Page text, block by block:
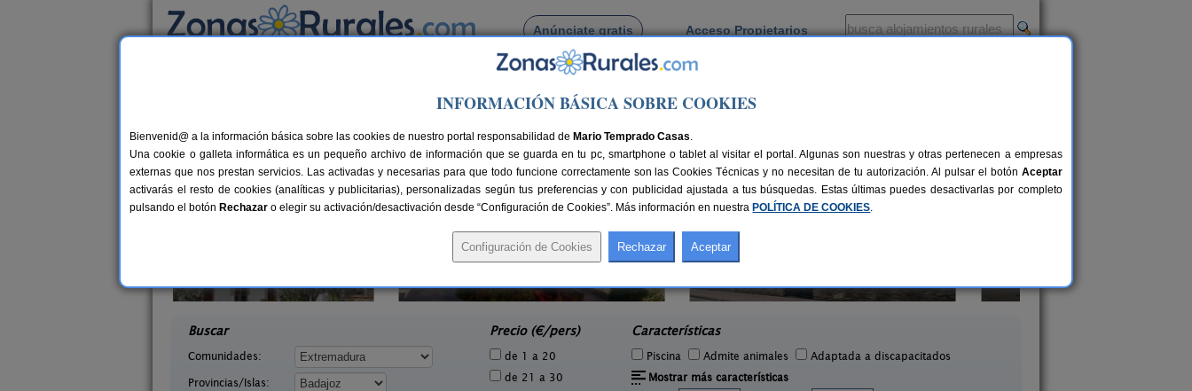
Anúnciate gratis Acceso Propietarios
Busca por pueblo
> Helechosa de Los Montes
Casas Rurales cerca de Helechosa de Los Montes
20 €
La Casa Grande de Adolfo
Buscar
Comunidades:
Provincias/Islas:
Precio (€/pers)
de 1 a 20
de 21 a 30
Características
Piscina Admite animales
Adaptada a discapacitados
Mostrar más características
INFORMACIÓN BÁSICA SOBRE COOKIES
Bienvenid@ a la información básica sobre las cookies de nuestro portal responsabilidad de Mario Temprado Casas.
Una cookie o galleta informática es un pequeño archivo de información que se guarda en tu pc, smartphone o tablet al visitar el portal. Algunas son nuestras y otras pertenecen a empresas
externas que nos prestan servicios. Las activadas y necesarias para que todo funcione correctamente son las Cookies Técnicas y no necesitan de tu autorización. Al pulsar el botón Aceptar
activarás el resto de cookies (analíticas y publicitarias), personalizadas según tus preferencias y con publicidad ajustada a tus búsquedas. Estas últimas puedes desactivarlas por completo
pulsando el botón Rechazar o elegir su activación/desactivación desde “Configuración de Cookies”. Más información en nuestra POLÍTICA DE COOKIES.